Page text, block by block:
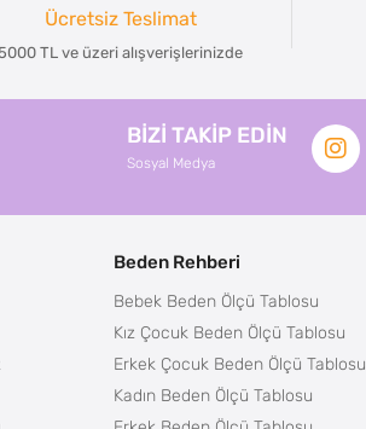
Ücretsiz Teslimat
TL ve üzeri alışverişlerinizde
BİZİ TAKİP EDİN
Sosyal Medya
Beden Rehberi
Bebek Beden Ölçü Tablosu
Kız Çocuk Beden Ölçü Tablosu
Erkek Çocuk Beden Ölçü Tablosu
Kadın Beden Ölçü Tablosu